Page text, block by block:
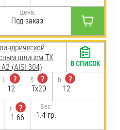
Цена:
Под заказ
шлицем TX
(AISI 304)
L
?
12
S
?
Tx20
b
?
12
t
?
1.66
Вес:
1.4 гр.
В СПИСОК